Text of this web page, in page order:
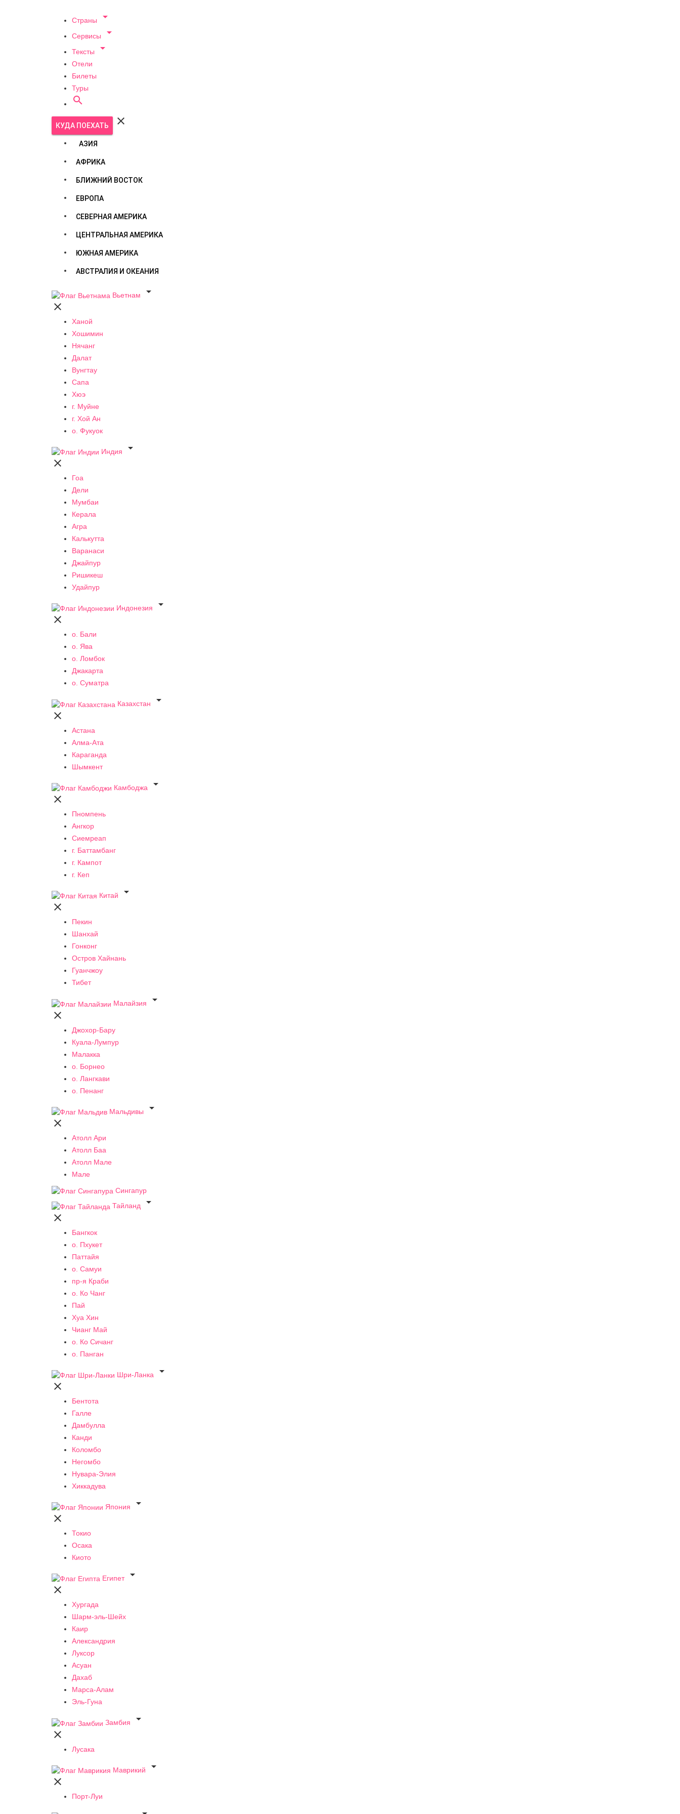
Страны 
Сервисы 
Тексты 
Отели
Билеты
Туры

КУДА ПОЕХАТЬ 
АЗИЯ
АФРИКА
БЛИЖНИЙ ВОСТОК
ЕВРОПА
СЕВЕРНАЯ АМЕРИКА
ЦЕНТРАЛЬНАЯ АМЕРИКА
ЮЖНАЯ АМЕРИКА
АВСТРАЛИЯ И ОКЕАНИЯ
Вьетнам


Ханой
Хошимин
Нячанг
Далат
Вунгтау
Сапа
Хюэ
г. Муйне
г. Хой Ан
о. Фукуок
Индия


Гоа
Дели
Мумбаи
Керала
Агра
Калькутта
Варанаси
Джайпур
Ришикеш
Удайпур
Индонезия


о. Бали
о. Ява
о. Ломбок
Джакарта
о. Суматра
Казахстан


Астана
Алма-Ата
Караганда
Шымкент
Камбоджа


Пномпень
Ангкор
Сиемреап
г. Баттамбанг
г. Кампот
г. Кеп
Китай


Пекин
Шанхай
Гонконг
Остров Хайнань
Гуанчжоу
Тибет
Малайзия


Джохор-Бару
Куала-Лумпур
Малакка
о. Борнео
о. Лангкави
о. Пенанг
Мальдивы


Атолл Ари
Атолл Баа
Атолл Мале
Мале
Сингапур
Тайланд


Бангкок
о. Пхукет
Паттайя
о. Самуи
пр-я Краби
о. Ко Чанг
Пай
Хуа Хин
Чианг Май
о. Ко Сичанг
о. Панган
Шри-Ланка


Бентота
Галле
Дамбулла
Канди
Коломбо
Негомбо
Нувара-Элия
Хиккадува
Япония


Токио
Осака
Киото
Египет


Хургада
Шарм-эль-Шейх
Каир
Александрия
Луксор
Асуан
Дахаб
Марса-Алам
Эль-Гуна
Замбия


Лусака
Маврикий


Порт-Луи